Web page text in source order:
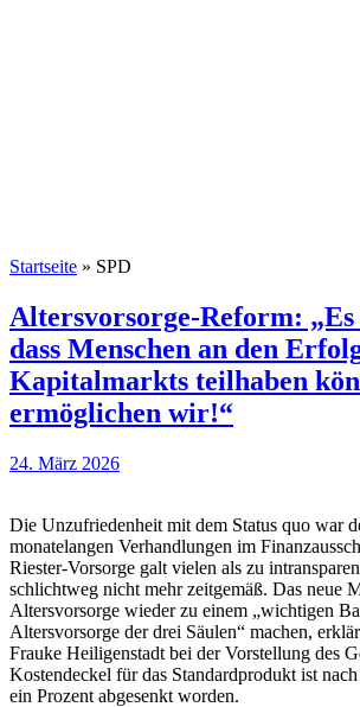
Startseite » SPD
Altersvorsorge-Reform:
dass Menschen an den
Kapitalmarkts teilhaben
ermöglichen wir!“
24. März 2026
Die Unzufriedenheit mit dem Status quo war
monatelangen Verhandlungen im
Riester-Vorsorge galt vielen als zu
schlichtweg nicht mehr zeitgemäß. Das neue
Altersvorsorge wieder zu einem „wichtigen
Altersvorsorge der drei Säulen“ machen,
Frauke Heiligenstadt bei der Vorstellung des
Kostendeckel für das Standardprodukt ist
ein Prozent abgesenkt worden.